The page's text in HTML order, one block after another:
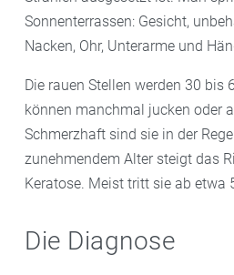
Sonnenterrassen: Gesicht,
Nacken, Ohr, Unterarme und
Die rauen Stellen werden 30 bis
können manchmal jucken oder
Schmerzhaft sind sie in der
zunehmendem Alter steigt das
Keratose. Meist tritt sie ab etwa
Die Diagnose